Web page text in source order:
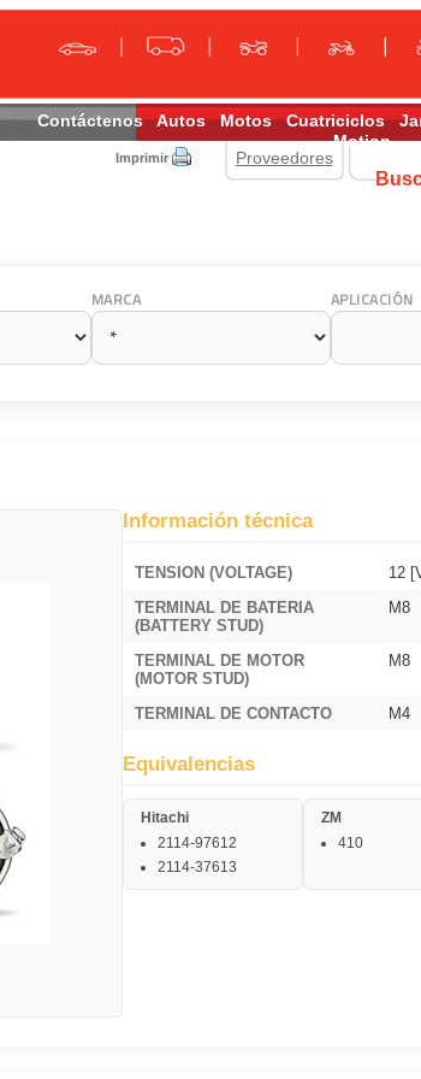
Contáctenos Autos Motos Cuatriciclos
Motion
Imprimir Proveedores
MARCA APLICACIÓN
Información técnica
TENSION (VOLTAGE)
12
TERMINAL DE BATERIA
(BATTERY STUD)
M8
TERMINAL DE MOTOR
(MOTOR STUD)
M8
TERMINAL DE CONTACTO M4
Equivalencias
Hitachi
2114-97612
2114-37613
ZM
410